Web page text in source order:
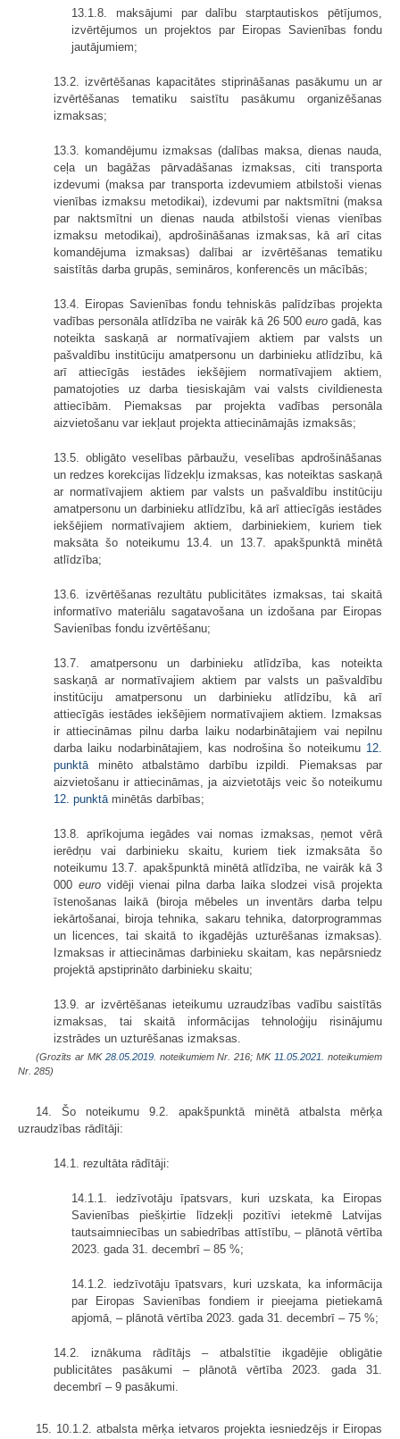
13.1.8. maksājumi par dalību starptautiskos pētījumos,
izvērtējumos un projektos par Eiropas Savienības fondu
jautājumiem;
13.2. izvērtēšanas kapacitātes stiprināšanas pasākumu un ar
izvērtēšanas tematiku saistītu pasākumu organizēšanas
izmaksas;
13.3. komandējumu izmaksas (dalības maksa, dienas nauda,
ceļa un bagāžas pārvadāšanas izmaksas, citi transporta
izdevumi (maksa par transporta izdevumiem atbilstoši vienas
vienības izmaksu metodikai), izdevumi par naktsmītni (maksa
par naktsmītni un dienas nauda atbilstoši vienas vienības
izmaksu metodikai), apdrošināšanas izmaksas, kā arī citas
komandējuma izmaksas) dalībai ar izvērtēšanas tematiku
saistītās darba grupās, semināros, konferencēs un mācībās;
13.4. Eiropas Savienības fondu tehniskās palīdzības projekta
vadības personāla atlīdzība ne vairāk kā 26 500 euro gadā, kas
noteikta saskaņā ar normatīvajiem aktiem par valsts un
pašvaldību institūciju amatpersonu un darbinieku atlīdzību, kā
arī attiecīgās iestādes iekšējiem normatīvajiem aktiem,
pamatojoties uz darba tiesiskajām vai valsts civildienesta
attiecībām. Piemaksas par projekta vadības personāla
aizvietošanu var iekļaut projekta attiecināmajās izmaksās;
13.5. obligāto veselības pārbaužu, veselības apdrošināšanas
un redzes korekcijas līdzekļu izmaksas, kas noteiktas saskaņā
ar normatīvajiem aktiem par valsts un pašvaldību institūciju
amatpersonu un darbinieku atlīdzību, kā arī attiecīgās iestādes
iekšējiem normatīvajiem aktiem, darbiniekiem, kuriem tiek
maksāta šo noteikumu 13.4. un 13.7. apakšpunktā minētā
atlīdzība;
13.6. izvērtēšanas rezultātu publicitātes izmaksas, tai skaitā
informatīvo materiālu sagatavošana un izdošana par Eiropas
Savienības fondu izvērtēšanu;
13.7. amatpersonu un darbinieku atlīdzība, kas noteikta
saskaņā ar normatīvajiem aktiem par valsts un pašvaldību
institūciju amatpersonu un darbinieku atlīdzību, kā arī
attiecīgās iestādes iekšējiem normatīvajiem aktiem. Izmaksas
ir attiecināmas pilnu darba laiku nodarbinātajiem vai nepilnu
darba laiku nodarbinātajiem, kas nodrošina šo noteikumu 12.
punktā minēto atbalstāmo darbību izpildi. Piemaksas par
aizvietošanu ir attiecināmas, ja aizvietotājs veic šo noteikumu
12. punktā minētās darbības;
13.8. aprīkojuma iegādes vai nomas izmaksas, ņemot vērā
ierēdņu vai darbinieku skaitu, kuriem tiek izmaksāta šo
noteikumu 13.7. apakšpunktā minētā atlīdzība, ne vairāk kā 3
000 eurovidēji vienai pilna darba laika slodzei visā projekta
īstenošanas laikā (biroja mēbeles un inventārs darba telpu
iekārtošanai, biroja tehnika, sakaru tehnika, datorprogrammas
un licences, tai skaitā to ikgadējās uzturēšanas izmaksas).
Izmaksas ir attiecināmas darbinieku skaitam, kas nepārsniedz
projektā apstiprināto darbinieku skaitu;
13.9. ar izvērtēšanas ieteikumu uzraudzības vadību saistītās
izmaksas, tai skaitā informācijas tehnoloģiju risinājumu
izstrādes un uzturēšanas izmaksas.
(Grozīts ar MK 28.05.2019. noteikumiem Nr. 216; MK 11.05.2021.
noteikumiem
Nr. 285)
14. Šo noteikumu 9.2. apakšpunktā minētā atbalsta mērķa
uzraudzības rādītāji:
14.1. rezultāta rādītāji:
14.1.1. iedzīvotāju īpatsvars, kuri uzskata, ka Eiropas
Savienības piešķirtie līdzekļi pozitīvi ietekmē Latvijas
tautsaimniecības un sabiedrības attīstību, – plānotā vērtība
2023. gada 31. decembrī – 85 %;
14.1.2. iedzīvotāju īpatsvars, kuri uzskata, ka informācija
par Eiropas Savienības fondiem ir pieejama pietiekamā
apjomā, – plānotā vērtība 2023. gada 31. decembrī – 75 %;
14.2. iznākuma rādītājs – atbalstītie ikgadējie obligātie
publicitātes pasākumi – plānotā vērtība 2023. gada 31.
decembrī – 9 pasākumi.
15. 10.1.2. atbalsta mērķa ietvaros projekta iesniedzējs ir Eiropas